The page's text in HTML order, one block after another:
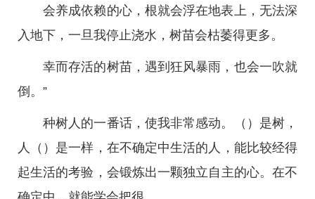
会养成依赖的心，根就会浮在地表上，无法深
入地下，一旦我停止浇水，树苗会枯萎得更多。
幸而存活的树苗，遇到狂风暴雨，也会一吹就
倒。”
种树人的一番话，使我非常感动。（）是树，
人（）是一样，在不确定中生活的人，能比较经得
起生活的考验，会锻炼出一颗独立自主的心。在不